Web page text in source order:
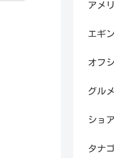
アメ
エギ
オフ
グルメ
ショ
タナゴ